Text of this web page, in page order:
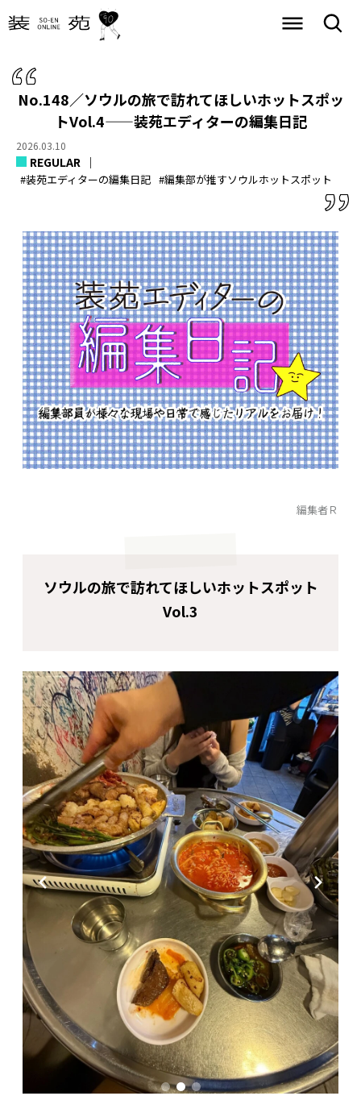
No.148／ソウルの旅で訪れてほしいホットスポッ
トVol.4——装苑エディターの編集日記
2026.03.10
REGULAR
#装苑エディターの編集日記 #編集部が推すソウルホットスポット
編集者Ｒ
ソウルの旅で訪れてほしいホットスポット
Vol.3